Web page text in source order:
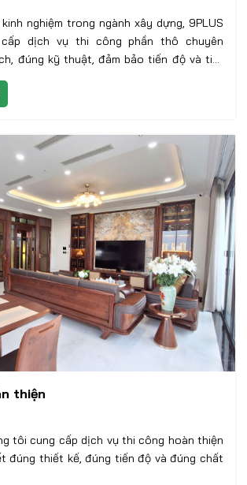
nghiệm trong ngành xây dựng, 9PLUS
dịch vụ thi công phần thô chuyên
đúng kỹ thuật, đảm bảo tiến độ và tiết
đầu tư.
thiện
tôi cung cấp dịch vụ thi công hoàn thiện
đúng thiết kế, đúng tiến độ và đúng chất